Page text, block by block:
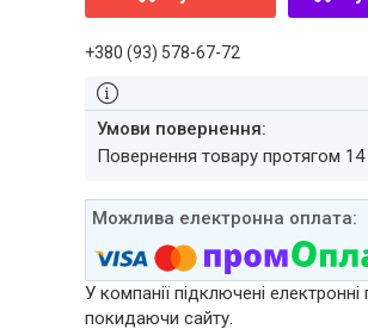
+380 (93) 578-67-72
повернення товару протягом
У компанії підключені
покидаючи сайту.